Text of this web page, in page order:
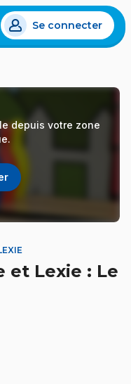
Se connecter
depuis votre zone
et Lexie : Le